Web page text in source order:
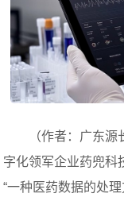
（作者：广东
字化领军企业药兜科
“一种医药数据的处